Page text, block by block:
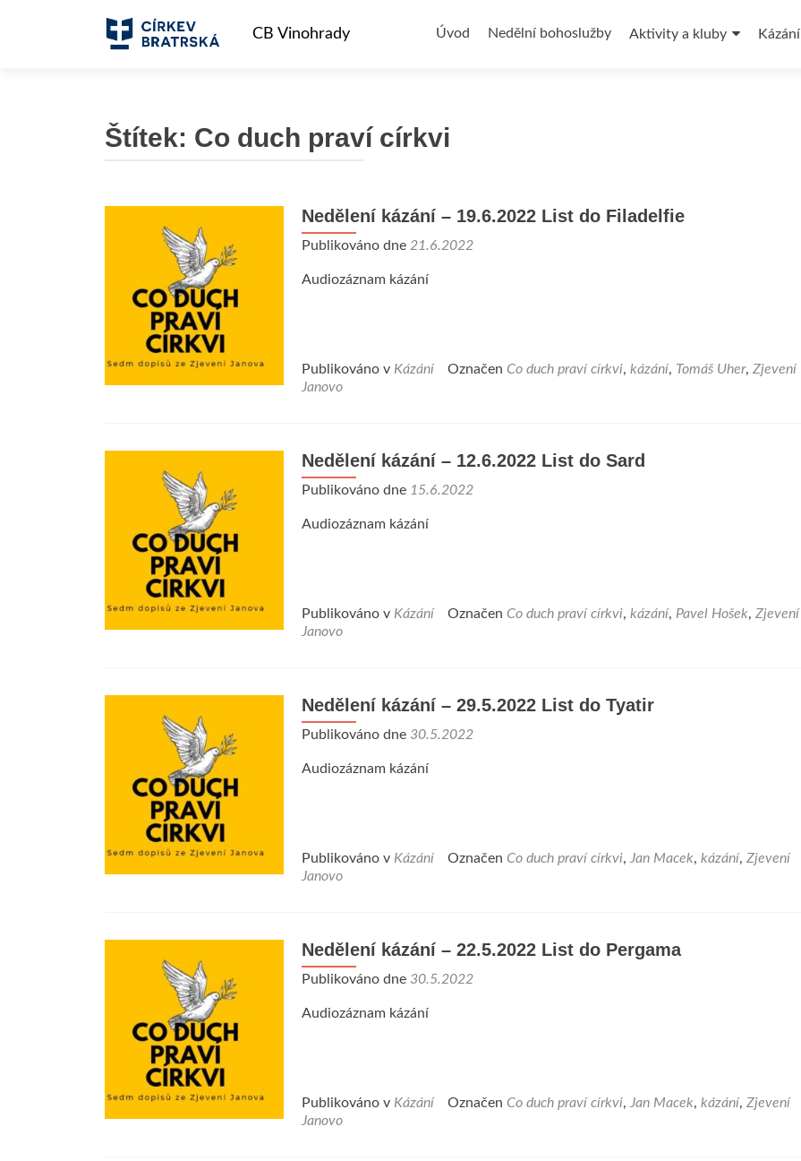
k
Úvod Nedělní bohoslužby Aktivity a kluby Kázání
Štítek: Co duch praví církvi
Nedělení kázání – 19.6.2022 List do Filadelfie
Publikováno dne 21.6.2022
Audiozáznam kázání
Publikováno v Kázání Označen Co duch praví církvi, kázání, Tomáš Uher, Zjevení
Janovo
Nedělení kázání – 12.6.2022 List do Sard
Publikováno dne 15.6.2022
Audiozáznam kázání
Publikováno v Kázání Označen Co duch praví církvi, kázání, Pavel Hošek, Zjevení
Janovo
Nedělení kázání – 29.5.2022 List do Tyatir
Publikováno dne 30.5.2022
Audiozáznam kázání
Publikováno v Kázání Označen Co duch praví církvi, Jan Macek, kázání, Zjevení
Janovo
Nedělení kázání – 22.5.2022 List do Pergama
Publikováno dne 30.5.2022
Audiozáznam kázání
Publikováno v Kázání Označen Co duch praví církvi, Jan Macek, kázání, Zjevení
Janovo